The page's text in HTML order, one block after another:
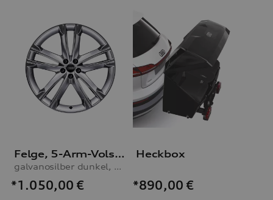
Felge, 5-Arm-Volsella
galvanosilber dunkel, 10,0Jx22
*1.050,00 €
Heckbox
*890,00 €